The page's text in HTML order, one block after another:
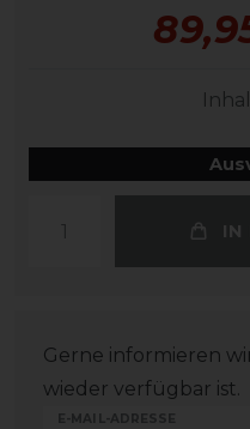
IN
Gerne informieren
wieder verfügbar ist.
E-MAIL-ADRESSE